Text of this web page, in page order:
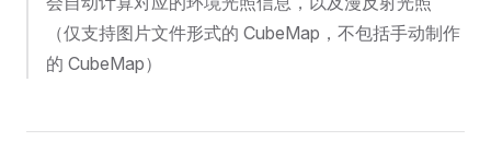
（仅支持图片文件形式的 CubeMap，不包括手动制作
的 CubeMap）